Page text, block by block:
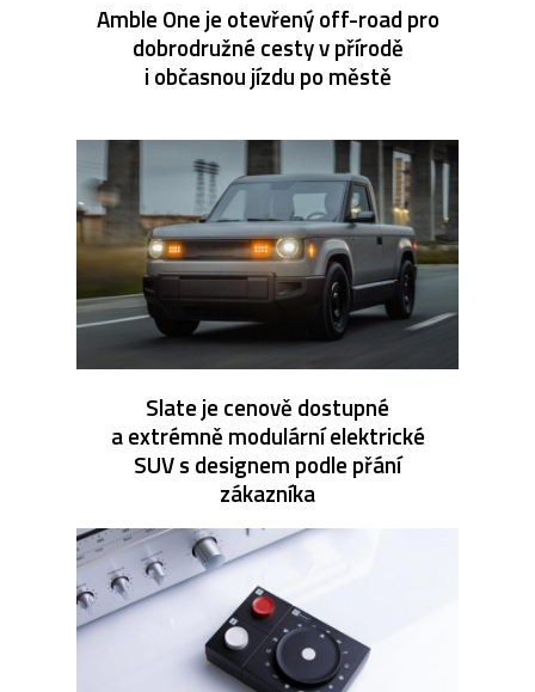
Amble One je otevřený off-road pro
dobrodružné cesty v přírodě
i občasnou jízdu po městě
Slate je cenově dostupné
a extrémně modulární elektrické
SUV s designem podle přání
zákazníka